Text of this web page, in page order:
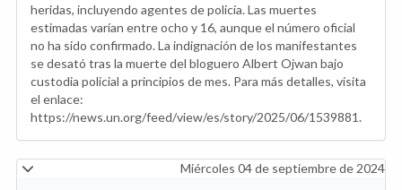
heridas, incluyendo agentes de policía. Las muertes
estimadas varían entre ocho y 16, aunque el número oficial
no ha sido confirmado. La indignación de los manifestantes
se desató tras la muerte del bloguero Albert Ojwan bajo
custodia policial a principios de mes. Para más detalles, visita
el enlace:
https://news.un.org/feed/view/es/story/2025/06/1539881.
Miércoles 04 de septiembre de 2024